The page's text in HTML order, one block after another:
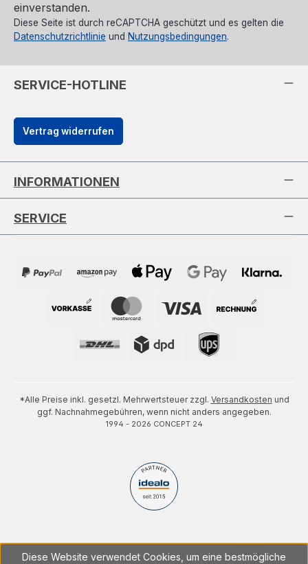
einverstanden.
Diese Seite ist durch reCAPTCHA geschützt und es gelten die
Datenschutzrichtlinie und Nutzungsbedingungen.
SERVICE-HOTLINE
Vertrag widerrufen
INFORMATIONEN
SERVICE
*Alle Preise inkl. gesetzl. Mehrwertsteuer zzgl. Versandkosten und
ggf. Nachnahmegebühren, wenn nicht anders angegeben.
1994 - 2026 CONCEPT 24
Diese Website verwendet Cookies, um eine bestmögliche